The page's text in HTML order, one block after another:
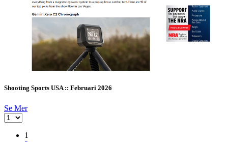
Shooting Sports USA :: Februari 2026
Se Mer
1